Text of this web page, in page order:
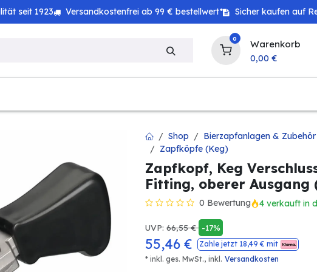
seit 1923 Versandkostenfrei ab 99 € bestellwert* Sicher kaufen auf
0 Warenkorb
0,00 €
Shop Bierzapfanlagen & Zubehör
Zapfköpfe (Keg)
Zapfkopf, Keg
Fitting, oberer Ausgang
0 Bewertung 4 verkauft in
UVP: 66,55€ -17%
55,46 € Zahle jetzt 18,49 € mit
* inkl. ges. MwSt., inkl. Versandkosten